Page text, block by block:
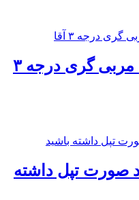
کلاس تئوری مربی گری درجه ۳
صورت تپل داشته